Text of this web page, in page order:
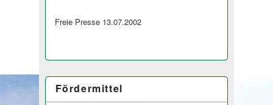
Freie Presse 13.07.2002
Fördermittel